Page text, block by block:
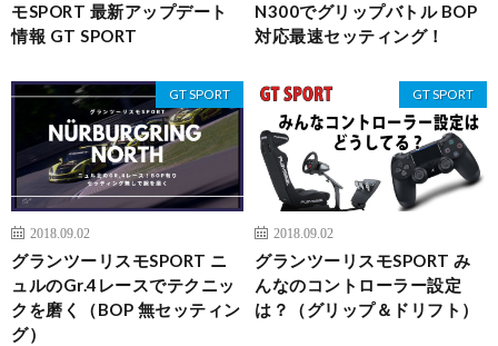
モSPORT 最新アップデート
情報 GT SPORT
N300でグリップバトル BOP
対応最速セッティング！
GT SPORT
2018.09.02
グランツーリスモSPORT ニ
ュルのGr.4レースでテクニッ
クを磨く（BOP 無セッティン
グ）
GT SPORT
2018.09.02
グランツーリスモSPORT み
んなのコントローラー設定
は？（グリップ＆ドリフト）